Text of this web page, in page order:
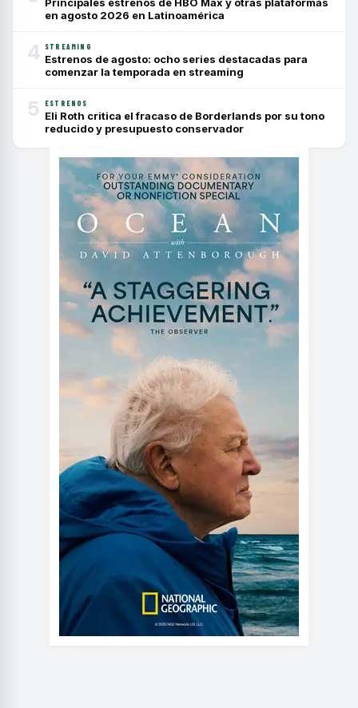
Principales estrenos de HBO Max y otras plataformas
en agosto 2026 en Latinoamérica
4 STREAMING
Estrenos de agosto: ocho series destacadas para
comenzar la temporada en streaming
5 ESTRENOS
Eli Roth critica el fracaso de Borderlands por su tono
reducido y presupuesto conservador